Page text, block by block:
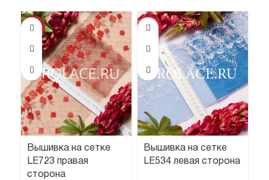
Вышивка на сетке
LE723 правая
сторона
Вышивка на сетке
LE534 левая сторона